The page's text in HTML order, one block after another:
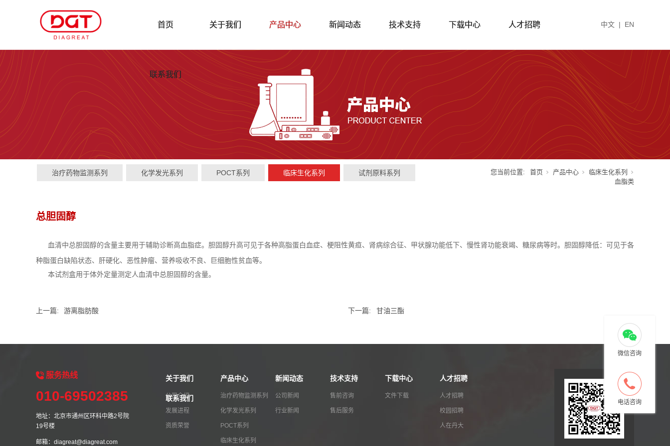
首页 关于我们 产品中心 新闻动态 技术支持 下载中心 人才招聘
联系我们
中文 | EN
治疗药物监测系列 化学发光系列 POCT系列 临床生化系列 试剂原料系列 您当前位置: 首页 产品中心
临床生化系列
血脂类
总胆固醇
血清中总胆固醇的含量主要用于辅助诊断高血脂症。胆固醇升高可见于各种高脂蛋白血症、梗阻性黄疸、肾病综合征、甲状腺功能低下、慢性肾功能衰竭、糖尿病等时。胆固醇降低：可见于各
种脂蛋白缺陷状态、肝硬化、恶性肿瘤、营养吸收不良、巨细胞性贫血等。
本试剂盒用于体外定量测定人血清中总胆固醇的含量。
上一篇: 游离脂肪酸 下一篇: 甘油三酯
服务热线
010-69502385
地址：北京市通州区环科中路2号院
19号楼
邮箱：diagreat@diagreat.com
关于我们
公司介绍
发展进程
资质荣誉
产品中心
治疗药物监测系列
化学发光系列
POCT系列
临床生化系列
新闻动态
公司新闻
行业新闻
技术支持
售前咨询
售后服务
下载中心
文件下载
人才招聘
人才招聘
校园招聘
人在丹大
联系我们
微信咨询
电话咨询